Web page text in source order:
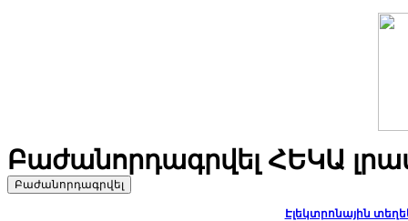
Բաժանորդագրվել ՀԵԿԱ
Էլեկտրոնային